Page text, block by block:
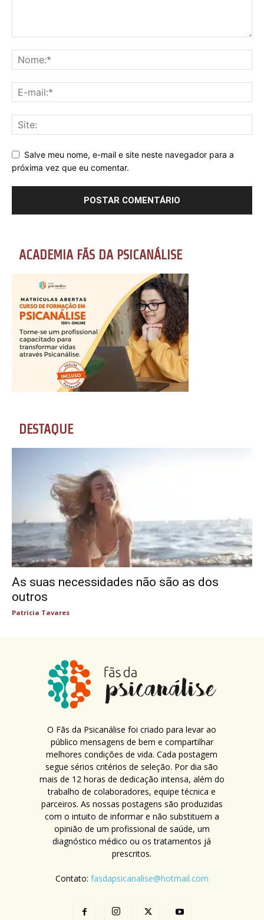
Salve meu nome, e-mail e site neste navegador para a
próxima vez que eu comentar.
ACADEMIA FÃS DA PSICANÁLISE
DESTAQUE
As suas necessidades não são as dos
outros
Patricia Tavares
O Fãs da Psicanálise foi criado para levar ao
público mensagens de bem e compartilhar
melhores condições de vida. Cada postagem
segue sérios critérios de seleção. Por dia são
mais de 12 horas de dedicação intensa, além do
trabalho de colaboradores, equipe técnica e
parceiros. As nossas postagens são produzidas
com o intuito de informar e não substituem a
opinião de um profissional de saúde, um
diagnóstico médico ou os tratamentos já
prescritos.
Contato: fasdapsicanalise@hotmail.com